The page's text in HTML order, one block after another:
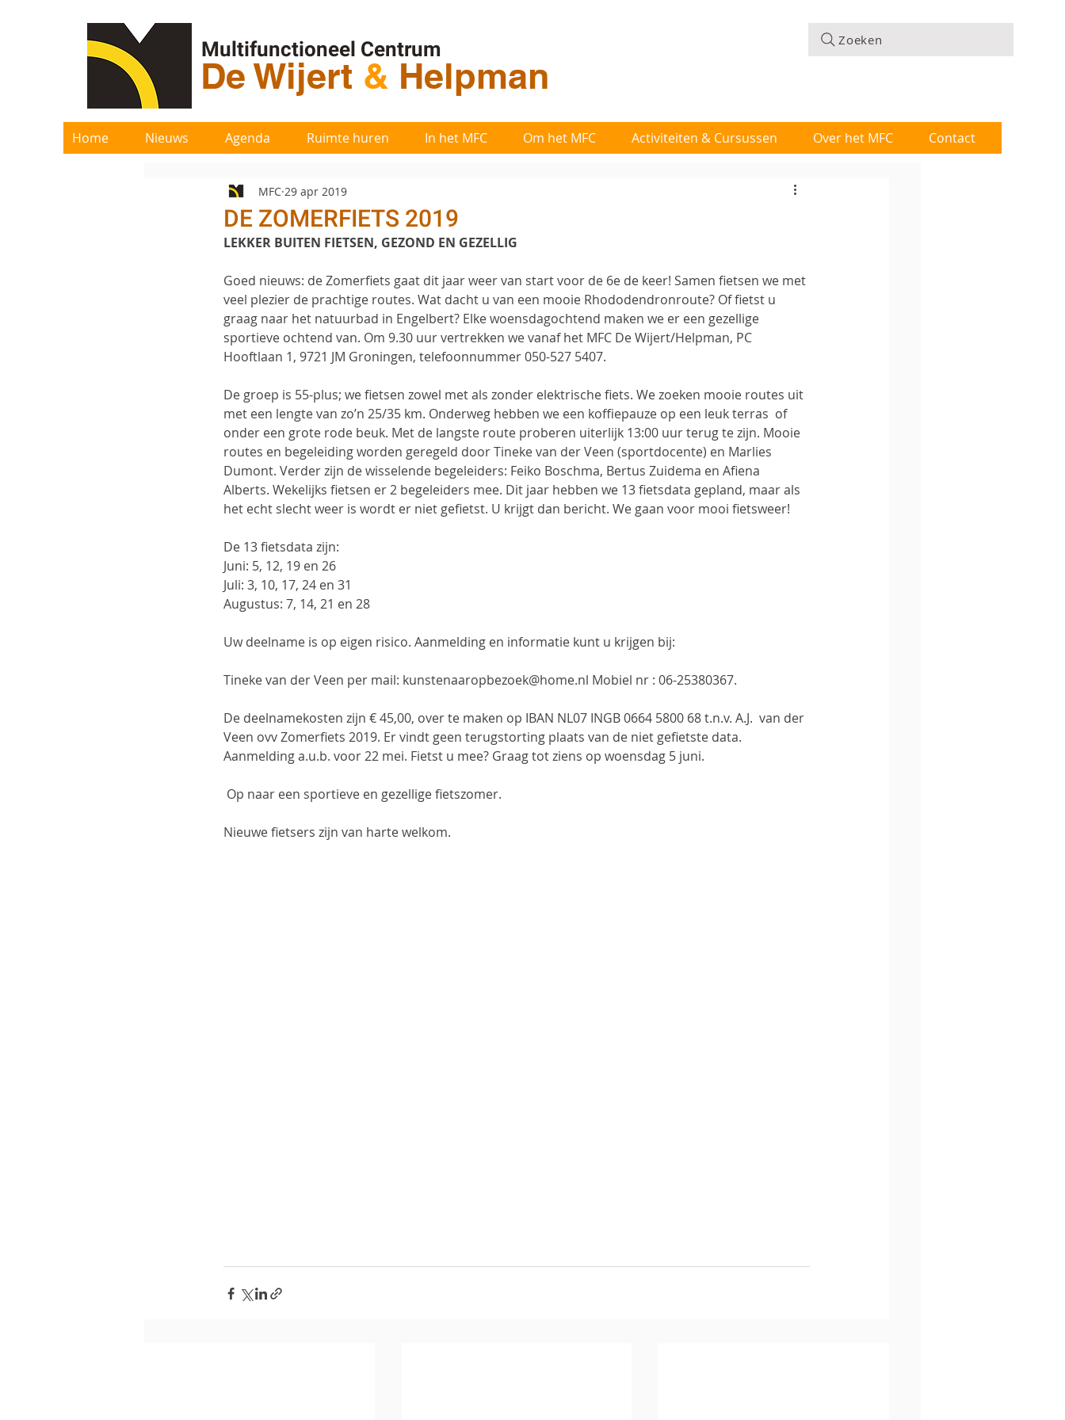
Multifunctioneel Centrum
De Wijert & Helpman
Zoeken
Home Nieuws Agenda Ruimte huren In het MFC Om het MFC Activiteiten & Cursussen Over het MFC Contact
DE ZOMERFIETS 2019
MFC 29 apr 2019
LEKKER BUITEN FIETSEN, GEZOND EN GEZELLIG
Goed nieuws: de Zomerfiets gaat dit jaar weer van start voor de 6e de keer! Samen fietsen we met
veel plezier de prachtige routes. Wat dacht u van een mooie Rhododendronroute? Of fietst u
graag naar het natuurbad in Engelbert? Elke woensdagochtend maken we er een gezellige
sportieve ochtend van. Om 9.30 uur vertrekken we vanaf het MFC De Wijert/Helpman, PC
Hooftlaan 1, 9721 JM Groningen, telefoonnummer 050-527 5407.
De groep is 55-plus; we fietsen zowel met als zonder elektrische fiets. We zoeken mooie routes uit
met een lengte van zo’n 25/35 km. Onderweg hebben we een koffiepauze op een leuk terras  of
onder een grote rode beuk. Met de langste route proberen uiterlijk 13:00 uur terug te zijn. Mooie
routes en begeleiding worden geregeld door Tineke van der Veen (sportdocente) en Marlies
Dumont. Verder zijn de wisselende begeleiders: Feiko Boschma, Bertus Zuidema en Afiena
Alberts. Wekelijks fietsen er 2 begeleiders mee. Dit jaar hebben we 13 fietsdata gepland, maar als
het echt slecht weer is wordt er niet gefietst. U krijgt dan bericht. We gaan voor mooi fietsweer!
De 13 fietsdata zijn:
Juni: 5, 12, 19 en 26
Juli: 3, 10, 17, 24 en 31
Augustus: 7, 14, 21 en 28
Uw deelname is op eigen risico. Aanmelding en informatie kunt u krijgen bij:
Tineke van der Veen per mail: kunstenaaropbezoek@home.nl Mobiel nr : 06-25380367.
De deelnamekosten zijn € 45,00, over te maken op IBAN NL07 INGB 0664 5800 68 t.n.v. A.J.  van der
Veen ovv Zomerfiets 2019. Er vindt geen terugstorting plaats van de niet gefietste data.
Aanmelding a.u.b. voor 22 mei. Fietst u mee? Graag tot ziens op woensdag 5 juni.
Op naar een sportieve en gezellige fietszomer.
Nieuwe fietsers zijn van harte welkom.